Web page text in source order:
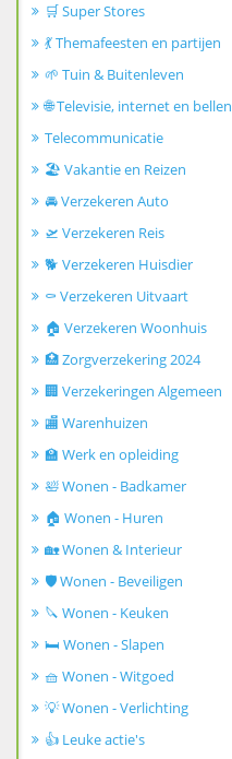
🛒 Super Stores
💃 Themafeesten en partijen
🌱 Tuin & Buitenleven
🌐 Televisie, internet en bellen
Telecommunicatie
🏖️ Vakantie en Reizen
🚘 Verzekeren Auto
🛫 Verzekeren Reis
🐕 Verzekeren Huisdier
⚰️ Verzekeren Uitvaart
🏠 Verzekeren Woonhuis
🏥 Zorgverzekering 2024
🏢 Verzekeringen Algemeen
🏬 Warenhuizen
🏫 Werk en opleiding
🛀 Wonen - Badkamer
🏠 Wonen - Huren
🏡 Wonen & Interieur
🛡️ Wonen - Beveiligen
🔪 Wonen - Keuken
🛏️ Wonen - Slapen
🧺 Wonen - Witgoed
💡 Wonen - Verlichting
👍 Leuke actie's